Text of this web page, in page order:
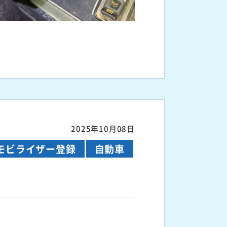
2025年10月08日
ビライザー登録 自動車